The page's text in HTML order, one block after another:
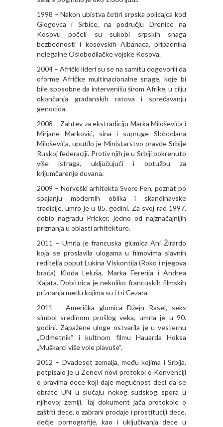
1998 – Nakon ubistva četiri srpska policajca kod
Glogovca i Srbice, na području Drenice na
Kosovu počeli su sukobi srpskih snaga
bezbednosti i kosovskih Albanaca, pripadnika
nelegalne Oslobodilačke vojske Kosova.
2004 – Afrički lideri su se na samitu dogovorili da
oforme Afričke multinacionalne snage, koje bi
bile sposobne da intervenišu širom Afrike, u cilju
okončanja građanskih ratova i sprečavanju
genocida.
2008 – Zahtev za ekstradiciju Marka Miloševića i
Mirjane Marković, sina i supruge Slobodana
Miloševića, uputilo je Ministarstvo pravde Srbije
Ruskoj federaciji. Protiv njih je u Srbiji pokrenuto
više istraga, uključujući i optužbu za
krijumčarenje duvana.
2009 – Norveški arhitekta Svere Fen, poznat po
spajanju modernih oblika i skandinavske
tradicije, umro je u 85. godini. Za svoj rad 1997.
dobio nagradu Pricker, jedno od najznačajnijih
priznanja u oblasti arhitekture.
2011 – Umrla je francuska glumica Ani Žirardo
koja se proslavila ulogama u filmovima slavnih
reditelja poput Lukina Viskontija (Roko i njegova
braća) Kloda Leluša, Marka Fererija i Andrea
Kajata. Dobitnica je nekoliko francuskih filmskih
priznanja među kojima su i tri Cezara.
2011 – Američka glumica Džejn Rasel, seks
simbol sredinom prošlog veka, umrla je u 90.
godini. Zapažene uloge ostvarila je u vesternu
„Odmetnik“ i kultnom filmu Hauarda Hoksa
„Muškarci više vole plavuše“.
2012 – Dvadeset zemalja, među kojima i Srbija,
potpisalo je u Ženevi novi protokol o Konvenciji
o pravima dece koji daje mogućnost deci da se
obrate UN u slučaju nekog sudskog spora u
njihovoj zemlji. Taj dokument jača protokole o
zaštiti dece, o zabrani prodaje i prostituciji dece,
dečje pornografije, kao i uključivanja dece u